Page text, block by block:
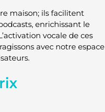
maison; ils facilitent
enrichissant le
vocale de ces
avec notre espace